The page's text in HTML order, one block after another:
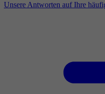
Unsere Antworten auf Ihre